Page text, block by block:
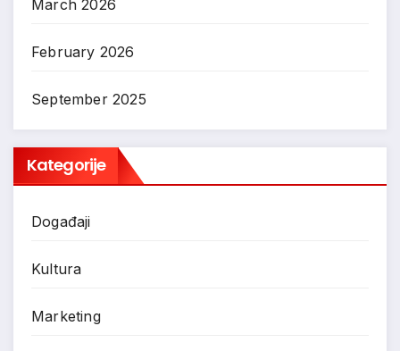
March 2026
February 2026
September 2025
Kategorije
Događaji
Kultura
Marketing